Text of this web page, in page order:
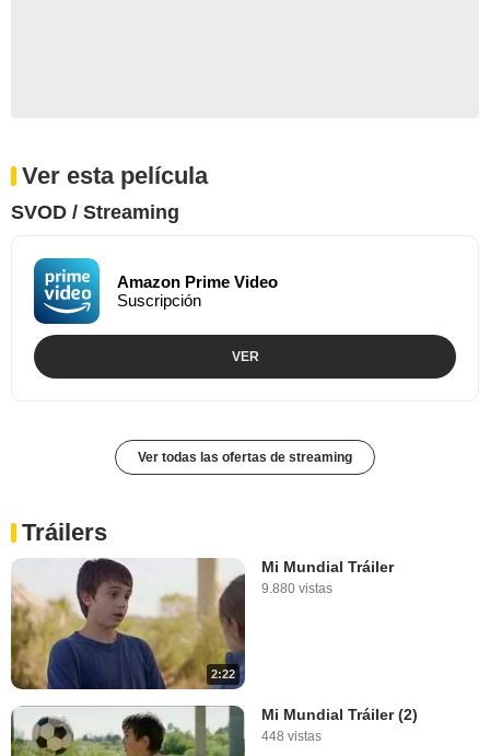
Ver esta película
SVOD / Streaming
Amazon Prime Video
Suscripción
VER
Ver todas las ofertas de streaming
Tráilers
2:22
Mi Mundial Tráiler
9.880 vistas
Mi Mundial Tráiler (2)
448 vistas